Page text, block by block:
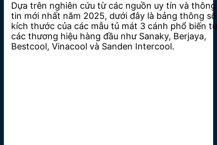
Dựa trên nghiên cứu từ các nguồn uy tín và thông
tin mới nhất năm 2025, dưới đây là bảng thông số
kích thước của các mẫu tủ mát 3 cánh phổ biến từ
các thương hiệu hàng đầu như Sanaky, Berjaya,
Bestcool, Vinacool và Sanden Intercool.